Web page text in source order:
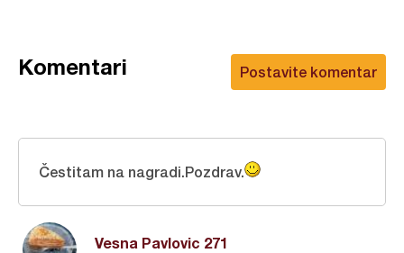
Postavite komentar
Komentari
Vesna Pavlovic 271
Čestitam na nagradi.Pozdrav.